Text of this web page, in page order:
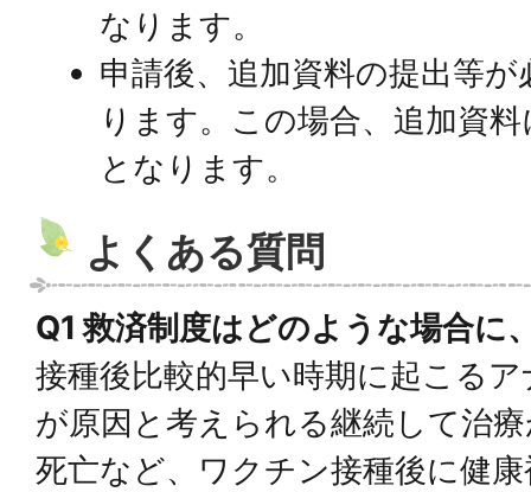
なります。
申請後、追加資料の提出等
ります。この場合、追加資
となります。
よくある質問
Q1 救済制度はどのような場合に
接種後比較的早い時期に起こる
が原因と考えられる継続して治
死亡など、ワクチン接種後に健